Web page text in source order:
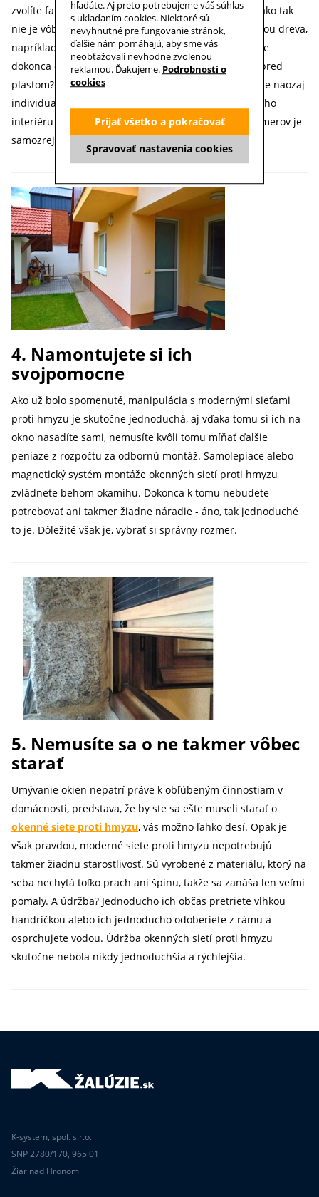
zvolíte farbu, či dáte prednosť bielej alebo inej, rovnako tak
nie je vôbec ojedinelé, že sa rám siete vyrobí s textúrou dreva,
napríklad ak je rovnako vyrobené aj okno. Rozhodnete
dokonca o materiáli, dávate radšej prednosť hliníku pred
plastom? Žiadny problém. Siete proti hmyzu si môžete naozaj
individualizovať natoľko, aby dokonale zapadli do vášho
interiéru - výroba neštandardného prevedenia a rozmerov je
samozrejmosťou.
4. Namontujete si ich
svojpomocne
Ako už bolo spomenuté, manipulácia s modernými sieťami
proti hmyzu je skutočne jednoduchá, aj vďaka tomu si ich na
okno nasadíte sami, nemusíte kvôli tomu míňať ďalšie
peniaze z rozpočtu za odbornú montáž. Samolepiace alebo
magnetický systém montáže okenných sietí proti hmyzu
zvládnete behom okamihu. Dokonca k tomu nebudete
potrebovať ani takmer žiadne náradie - áno, tak jednoduché
to je. Dôležité však je, vybrať si správny rozmer.
5. Nemusíte sa o ne takmer vôbec
starať
Umývanie okien nepatrí práve k obľúbeným činnostiam v
domácnosti, predstava, že by ste sa ešte museli starať o
okenné siete proti hmyzu, vás možno ľahko desí. Opak je
však pravdou, moderné siete proti hmyzu nepotrebujú
takmer žiadnu starostlivosť. Sú vyrobené z materiálu, ktorý na
seba nechytá toľko prach ani špinu, takže sa zanáša len veľmi
pomaly. A údržba? Jednoducho ich občas pretriete vlhkou
handričkou alebo ich jednoducho odoberiete z rámu a
osprchujete vodou. Údržba okenných sietí proti hmyzu
skutočne nebola nikdy jednoduchšia a rýchlejšia.
K-system, spol. s.r.o.
SNP 2780/170, 965 01
Žiar nad Hronom
hľadáte. Aj preto potrebujeme váš súhlas
s ukladaním cookies. Niektoré sú
nevyhnutné pre fungovanie stránok,
ďalšie nám pomáhajú, aby sme vás
neobťažovali nevhodne zvolenou
reklamou. Ďakujeme. Podrobnosti o
cookies
Spravovať nastavenia cookies
Prijať všetko a pokračovať